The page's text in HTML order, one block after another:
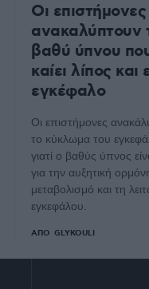
Οι επιστήμονες
ανακαλύπτουν
βαθύ ύπνου που
καίει λίπος και
εγκέφαλο
Οι επιστήμονες
το κύκλωμα του
γιατί ο βαθύς ύπνος
για την αυξητική
μεταβολισμό και τη
εγκεφάλου.
ΑΠΌ GLYKOULI